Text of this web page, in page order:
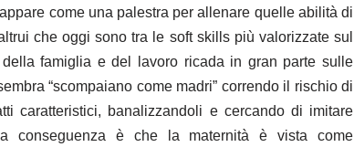
come una palestra per allenare quelle abilità di
che oggi sono tra le soft skills più valorizzate sul
famiglia e del lavoro ricada in gran parte sulle
“scompaiano come madri” correndo il rischio di
caratteristici, banalizzandoli e cercando di imitare
conseguenza è che la maternità è vista come